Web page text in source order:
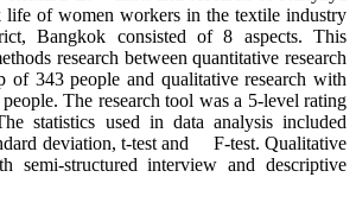
of women workers in the textile industry
Bangkok consisted of 8 aspects. This
research between quantitative research
of 343 people and qualitative research with
The research tool was a 5-level rating
statistics used in data analysis included
deviation, t-test and F-test. Qualitative
semi-structured interview and descriptive